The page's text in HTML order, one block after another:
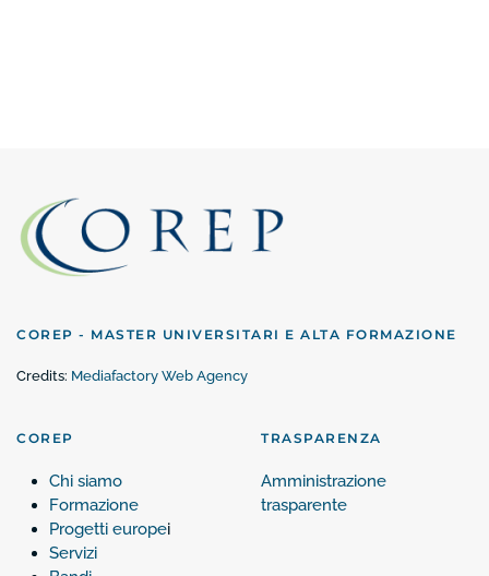
COREP - MASTER UNIVERSITARI E ALTA FORMAZIONE
Credits: Mediafactory Web Agency
COREP
Chi siamo
Formazione
Progetti europei
Servizi
TRASPARENZA
Amministrazione
trasparente